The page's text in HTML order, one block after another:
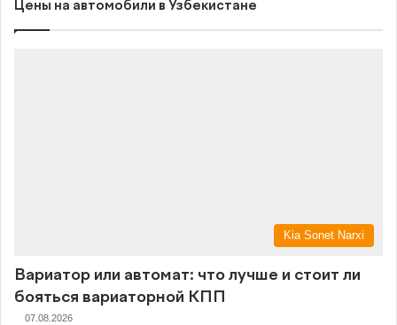
Цены на автомобили в Узбекистане
Kia Sonet Narxi
Вариатор или автомат: что лучше и стоит ли
бояться вариаторной КПП
07.08.2026